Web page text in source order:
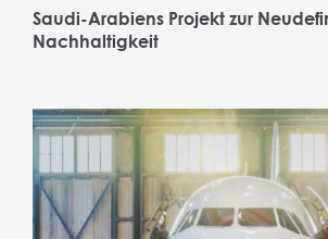
Saudi-Arabiens Projekt zur
Nachhaltigkeit